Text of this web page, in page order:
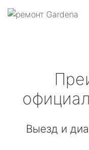
Выезд и